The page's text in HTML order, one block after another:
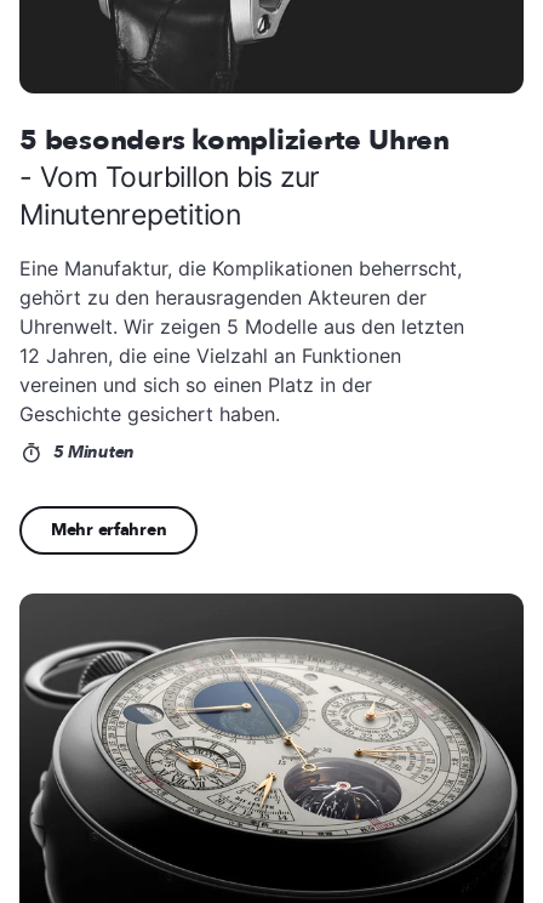
5 besonders komplizierte Uhren
- Vom Tourbillon bis zur
Minutenrepetition
Eine Manufaktur, die Komplikationen beherrscht,
gehört zu den herausragenden Akteuren der
Uhrenwelt. Wir zeigen 5 Modelle aus den letzten
12 Jahren, die eine Vielzahl an Funktionen
vereinen und sich so einen Platz in der
Geschichte gesichert haben.
5 Minuten
Mehr erfahren